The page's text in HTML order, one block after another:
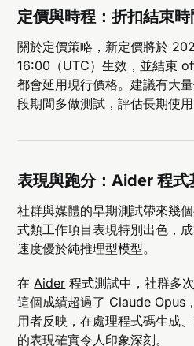
定價與時程：折扣結束
關於定價策略，新定價將於
16:00（UTC）生效，並結束
都會延用現行價格。建議有大
段期間多做測試，評估長期使用
表現與跑分：Aider 程式
社群與媒體的早期測試帶來幾
式類工作項目表現特別出色，
速度優於純推理型模型。
在 Aider 程式測試中，社群多
這個成績超過了 Claude Opus
用者反映，在處理程式碼生成
的表現確實令人印象深刻。